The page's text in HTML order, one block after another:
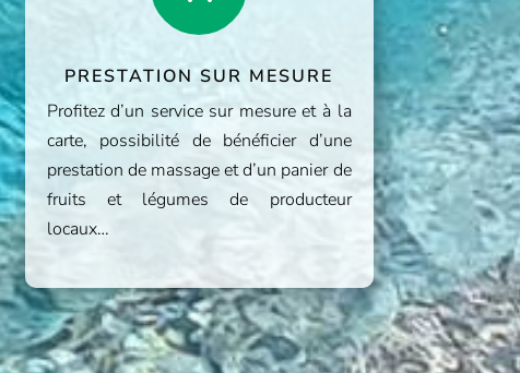
PRESTATION SUR MESURE
Profitez d’un service sur mesure et à la
carte, possibilité de bénéficier d’une
prestation de massage et d’un panier de
fruits et légumes de producteur
locaux…